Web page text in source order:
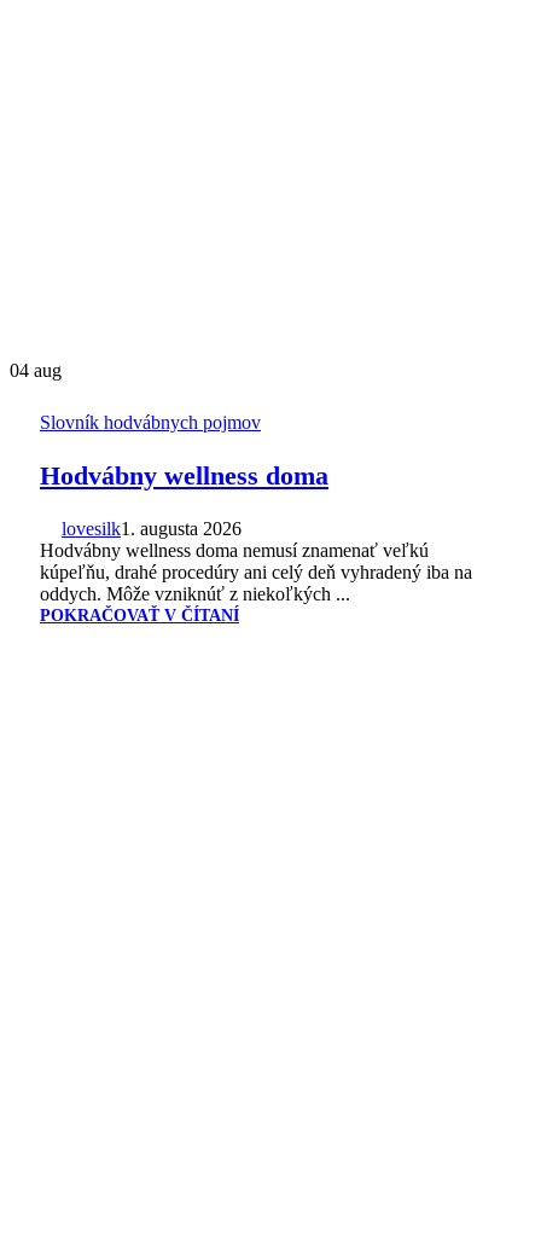
04 aug
Slovník hodvábnych pojmov
Hodvábny wellness doma
lovesilk1. augusta 2026
Hodvábny wellness doma nemusí znamenať veľkú
kúpeľňu, drahé procedúry ani celý deň vyhradený iba na
oddych. Môže vzniknúť z niekoľkých ...
POKRAČOVAŤ V ČÍTANÍ